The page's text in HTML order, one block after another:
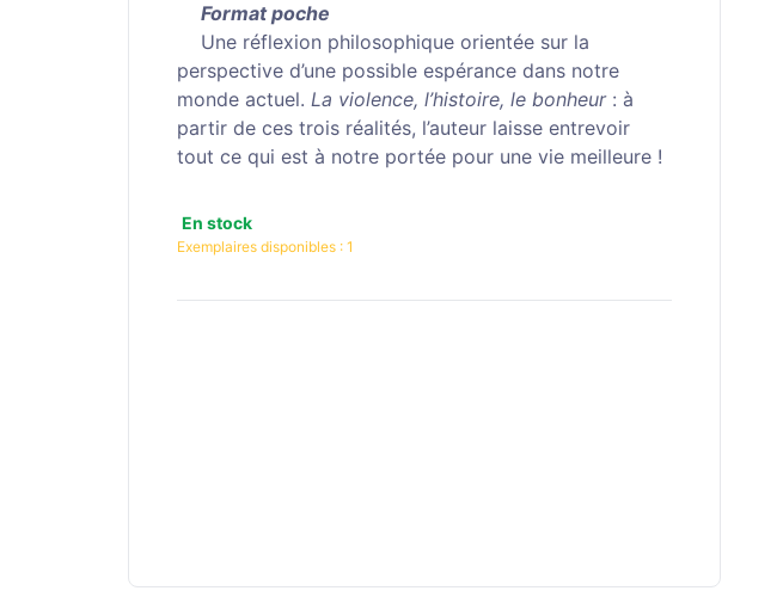
Format poche
Une réflexion philosophique orien­tée sur la
perspective d’une pos­sible espérance dans notre
monde actuel. La violence, l’histoire, le bonheur: à
partir de ces trois réa­lités, l’auteur laisse entre­voir
tout ce qui est à notre portée pour une vie meilleure !
En stock
Exemplaires disponibles : 1